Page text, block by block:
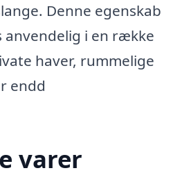
Denne egenskab
i en række
haver, rummelige
endd
varer